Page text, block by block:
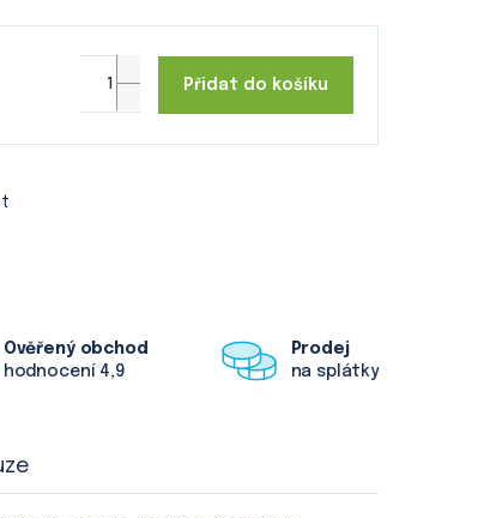
Přidat do košíku
Ověřený obchod
hodnocení 4,9
Prodej
na splátky